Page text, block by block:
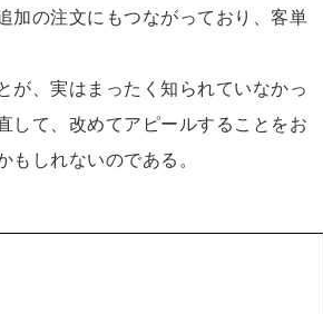
加の注文にもつながっており、客単
、実はまったく知られていなかっ
して、改めてアピールすることをお
しれないのである。